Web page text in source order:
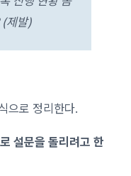
(제발)
으로 정리한다.
설문을 돌리려고 한